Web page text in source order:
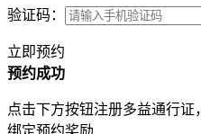
验证码：
立即预约
预约成功
点击下方按钮注册多益通行证，
绑定预约奖励